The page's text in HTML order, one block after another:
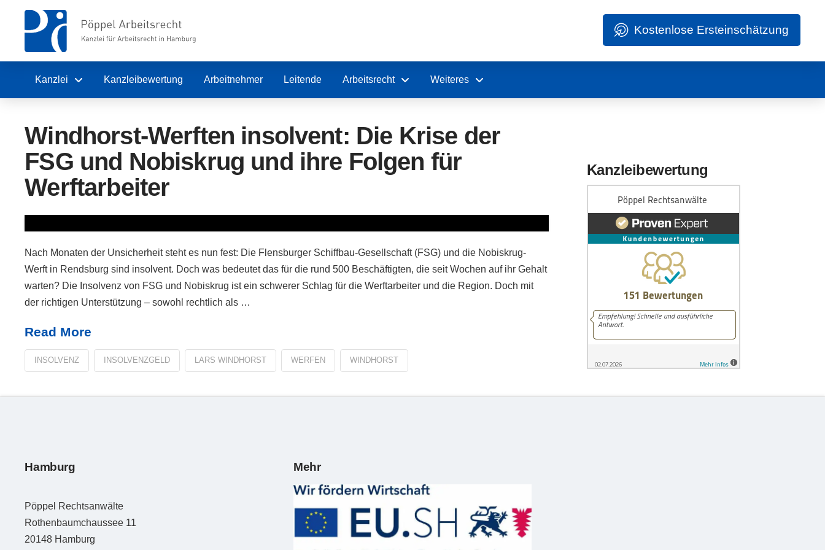
Kostenlose Ersteinschätzung
Kanzlei Kanzleibewertung Arbeitnehmer Leitende Arbeitsrecht Weiteres
Windhorst-Werften insolvent: Die Krise der
FSG und Nobiskrug und ihre Folgen für
Werftarbeiter
Nach Monaten der Unsicherheit steht es nun fest: Die Flensburger Schiffbau-Gesellschaft (FSG) und die Nobiskrug-
Werft in Rendsburg sind insolvent. Doch was bedeutet das für die rund 500 Beschäftigten, die seit Wochen auf ihr Gehalt
warten? Die Insolvenz von FSG und Nobiskrug ist ein schwerer Schlag für die Werftarbeiter und die Region. Doch mit
der richtigen Unterstützung – sowohl rechtlich als …
Read More
INSOLVENZ INSOLVENZGELD LARS WINDHORST WERFEN WINDHORST
Kanzleibewertung
Hamburg
Pöppel Rechtsanwälte
Rothenbaumchaussee 11
20148 Hamburg
Mehr